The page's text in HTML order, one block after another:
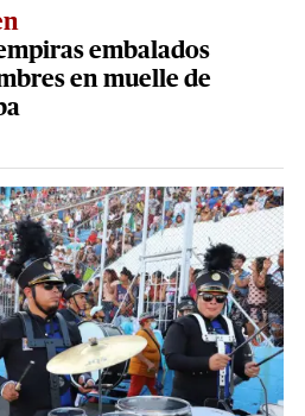
embalados
en muelle de